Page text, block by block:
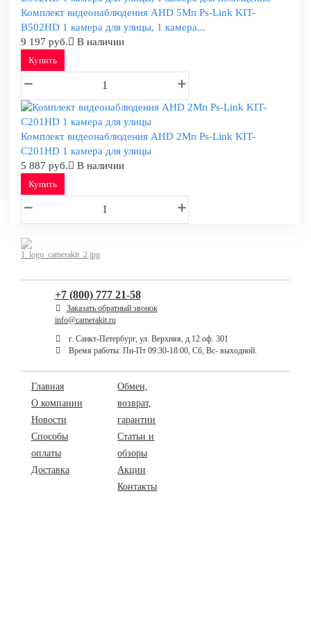
Комплект видеонаблюдения AHD 5Мп Ps-Link KIT-
B502HD 1 камера для улицы, 1 камера...
9 197 руб.
В наличии
Купить
Комплект видеонаблюдения AHD 2Мп Ps-Link KIT-
C201HD 1 камера для улицы
5 887 руб.
В наличии
Купить
+7 (800) 777 21-58
Заказать обратный звонок
info@camerakit.ru
г. Санкт-Петербург, ул. Верхняя, д.12 оф. 301
Время работы: Пн-Пт 09:30-18:00, Сб, Вс- выходной.
Главная
О компании
Новости
Способы
оплаты
Доставка
Обмен,
возврат,
гарантии
Статьи и
обзоры
Акции
Контакты